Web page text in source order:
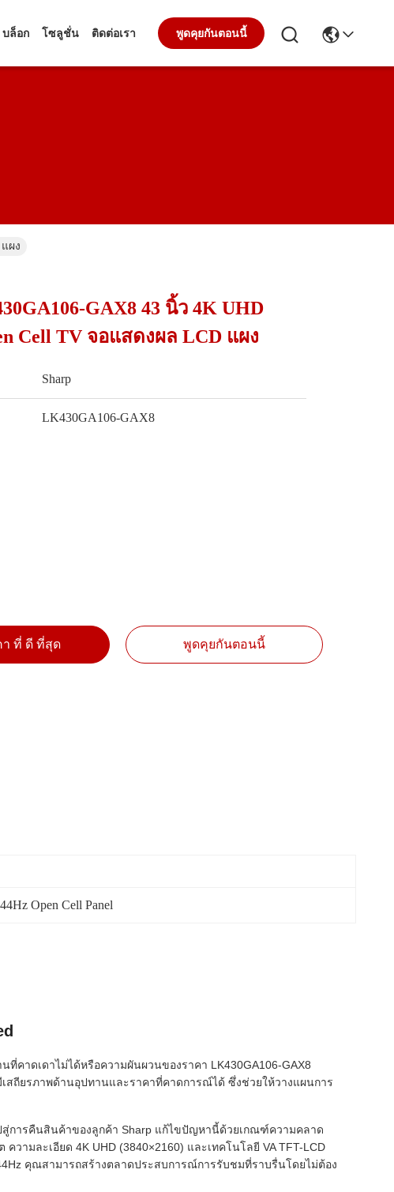
บล็อก โซลูชั่น ติดต่อเรา พูดคุยกันตอนนี้
ผง
GAX8 43 นิ้ว 4K UHD
Cell TV จอแสดงผล LCD แผง
Sharp
LK430GA106-GAX8
า ที่ ดี ที่สุด พูดคุยกันตอนนี้
Open Cell Panel
คาดเดาไม่ได้หรือความผันผวนของราคา LK430GA106-GAX8
สถียรภาพด้านอุปทานและราคาที่คาดการณ์ได้ ซึ่งช่วยให้วางแผนการ
สู่การคืนสินค้าของลูกค้า Sharp แก้ไขปัญหานี้ด้วยเกณฑ์ความคลาด
ามละเอียด 4K UHD (3840×2160) และเทคโนโลยี VA TFT-LCD
คุณสามารถสร้างตลาดประสบการณ์การรับชมที่ราบรื่นโดยไม่ต้อง